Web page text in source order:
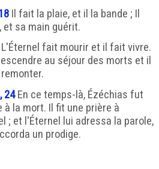
Il fait la plaie, et il la bande ; Il
et sa main guérit.
L'Éternel fait mourir et il fait vivre.
au séjour des morts et il
24En ce temps-là, Ézéchias fut
à la mort. Il fit une prière à
; et l'Éternel lui adressa la parole,
un prodige.